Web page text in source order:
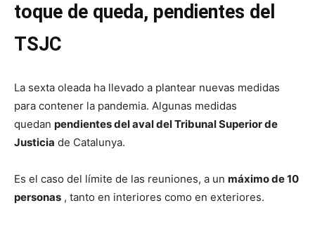
toque de queda, pendientes del
TSJC
La sexta oleada ha llevado a plantear nuevas medidas
para contener la pandemia. Algunas medidas
quedan pendientes del aval del Tribunal Superior de
Justicia de Catalunya.
Es el caso del límite de las reuniones, a un máximo de 10
personas , tanto en interiores como en exteriores.